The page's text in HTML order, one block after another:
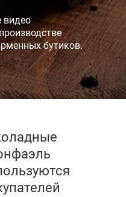
видео
бутиков.